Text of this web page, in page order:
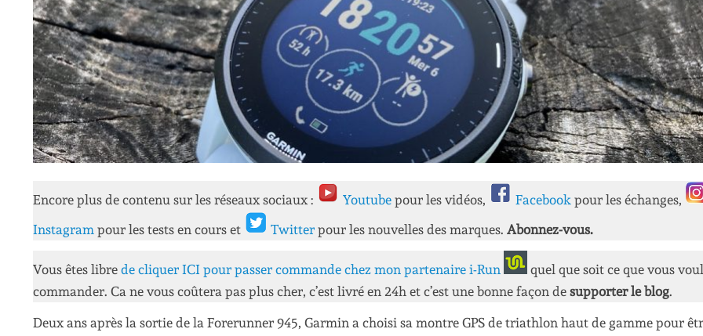
Encore plus de contenu sur les réseaux sociaux : Youtube pour les vidéos, Facebook pour les échanges,
Instagram pour les tests en cours et Twitter pour les nouvelles des marques. Abonnez-vous.
Vous êtes libre de cliquer ICI pour passer commande chez mon partenaire i-Run
quel que soit ce que vous
commander. Ca ne vous coûtera pas plus cher, c’est livré en 24h et c’est une bonne façon de supporter le blog.
Deux ans après la sortie de la Forerunner 945, Garmin a choisi sa montre GPS de triathlon haut de gamme pour